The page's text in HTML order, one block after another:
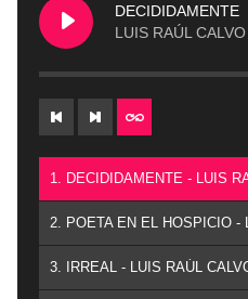
DECIDIDAMENTE
LUIS RAÚL CALVO
1. DECIDIDAMENTE - LUIS
2. POETA EN EL HOSPICIO -
3. IRREAL - LUIS RAÚL